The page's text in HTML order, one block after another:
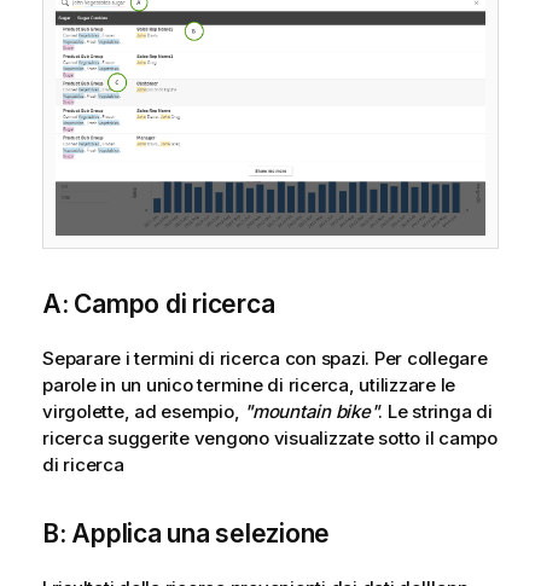
f
o
r
m
a
t
A: Campo di ricerca
Separare i termini di ricerca con spazi. Per collegare
parole in un unico termine di ricerca, utilizzare le
virgolette, ad esempio, "mountain bike". Le stringa di
ricerca suggerite vengono visualizzate sotto il campo
di ricerca
B: Applica una selezione